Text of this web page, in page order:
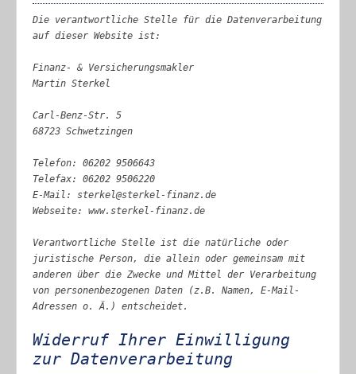
Die verantwortliche Stelle für die Datenverarbeitung
auf dieser Website ist:
Finanz- & Versicherungsmakler
Martin Sterkel
Carl-Benz-Str. 5
68723 Schwetzingen
Telefon: 06202 9506643
Telefax: 06202 9506220
E-Mail: sterkel@sterkel-finanz.de
Webseite: www.sterkel-finanz.de
Verantwortliche Stelle ist die natürliche oder
juristische Person, die allein oder gemeinsam mit
anderen über die Zwecke und Mittel der Verarbeitung
von personenbezogenen Daten (z.B. Namen, E-Mail-
Adressen o. Ä.) entscheidet.
Widerruf Ihrer Einwilligung
zur Datenverarbeitung